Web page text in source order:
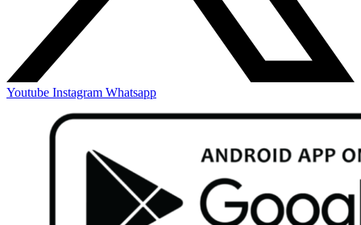
Youtube Instagram Whatsapp